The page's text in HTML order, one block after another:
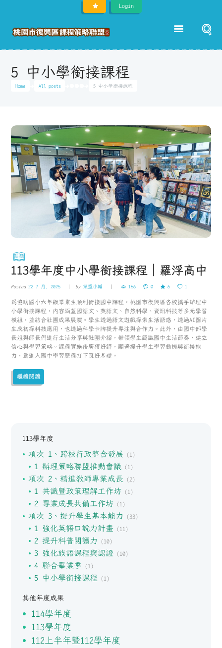
Login
Home All posts 5 中小學銜接課程
5 中小學銜接課程
113學年度中小學銜接課程｜羅浮高中
Posted 22 7 月, 2025 by 策盟小編 166 0 6 1
為協助國小六年級畢業生順利銜接國中課程，桃園市復興區各校攜手辦理中
小學銜接課程，內容涵蓋國語文、英語文、自然科學、資訊科技等多元學習
模組，並結合社團成果展演。學生透過語文遊戲探索生活語感，透過AI圖片
生成初探科技應用，也透過科學卡牌提升專注與合作力。此外，由國中部學
長姐與師長們進行生活分享與社團介紹，帶領學生認識國中生活節奏，建立
信心與學習策略。課程實施後廣獲好評，顯著提升學生學習動機與銜接能
力，為進入國中學習歷程打下良好基礎。
繼續閱讀
113學年度
項次 1、跨校行政整合發展 (1)
1 辦理策略聯盟推動會議(1)
項次 2、精進教師專業成長 (2)
1 共識暨政策理解工作坊 (1)
2 專業成長共備工作坊 (1)
項次 3、提升學生基本能力 (33)
1 強化英語口說力計畫 (11)
2 提升科普閱讀力 (10)
3 強化族語課程與認證(10)
4 聯合畢業季 (1)
5 中小學銜接課程 (1)
其他年度成果
114學年度
113學年度
112上半年暨112學年度